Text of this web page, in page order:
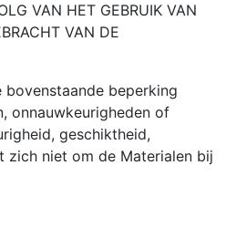
VAN HET GEBRUIK VAN
VAN DE
beperking
onnauwkeurigheden of
geschiktheid,
zich niet om de Materialen bij